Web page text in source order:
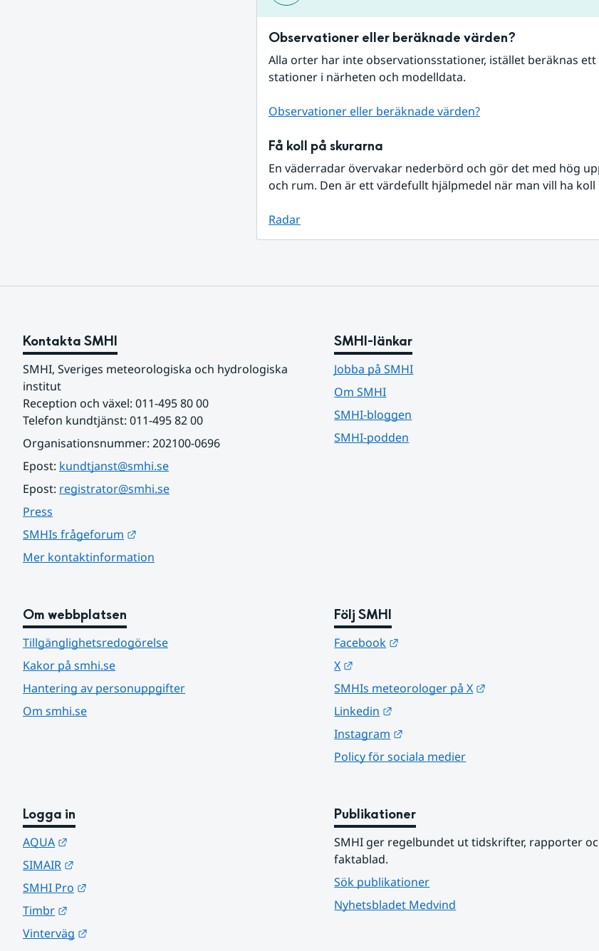
Observationer eller beräknade värden?
Alla orter har inte observationsstationer, istället beräknas
stationer i närheten och modelldata.
Observationer eller beräknade värden?
Få koll på skurarna
En väderradar övervakar nederbörd och gör det med hög
och rum. Den är ett värdefullt hjälpmedel när man vill ha koll
Radar
Kontakta SMHI
SMHI, Sveriges meteorologiska och hydrologiska
institut
Reception och växel: 011-495 80 00
Telefon kundtjänst: 011-495 82 00
Organisationsnummer: 202100-0696
Epost: kundtjanst@smhi.se
Epost: registrator@smhi.se
Press
SMHIs frågeforum
Mer kontaktinformation
SMHI-länkar
Jobba på SMHI
Om SMHI
SMHI-bloggen
SMHI-podden
Om webbplatsen
Tillgänglighetsredogörelse
Kakor på smhi.se
Hantering av personuppgifter
Om smhi.se
Följ SMHI
Facebook
X
SMHIs meteorologer på X
Linkedin
Instagram
Policy för sociala medier
Logga in
AQUA
SIMAIR
SMHI Pro
Timbr
Vinterväg
Publikationer
SMHI ger regelbundet ut tidskrifter, rapporter
faktablad.
Sök publikationer
Nyhetsbladet Medvind